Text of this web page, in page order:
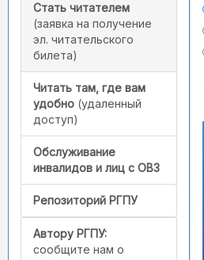
Стать читателем
(заявка на получение
эл. читательского
билета)
Читать там, где вам
удобно (удаленный
доступ)
Обслуживание
инвалидов и лиц с ОВЗ
Репозиторий РГПУ
Автору РГПУ:
сообщите нам о